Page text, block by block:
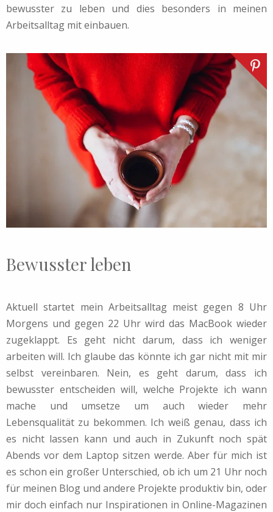
bewusster zu leben und dies besonders in meinen
Arbeitsalltag mit einbauen.
Bewusster leben
Aktuell startet mein Arbeitsalltag meist gegen 8 Uhr
Morgens und gegen 22 Uhr wird das MacBook wieder
zugeklappt. Es geht nicht darum, dass ich weniger
arbeiten will. Ich glaube das könnte ich gar nicht mit mir
selbst vereinbaren. Nein, es geht darum, dass ich
bewusster entscheiden will, welche Projekte ich wann
mache und umsetze um auch wieder mehr
Lebensqualität zu bekommen. Ich weiß genau, dass ich
es nicht lassen kann und auch in Zukunft noch spät
Abends vor dem Laptop sitzen werde. Aber für mich ist
es schon ein großer Unterschied, ob ich um 21 Uhr noch
für meinen Blog und andere Projekte produktiv bin, oder
mir doch einfach nur Inspirationen in Online-Magazinen